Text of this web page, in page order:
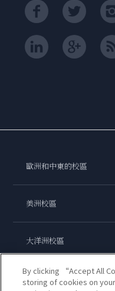
歐洲和中東的校區
美洲校區
大洋洲校區
亞洲校區
By clicking “Accept All
storing of cookies on